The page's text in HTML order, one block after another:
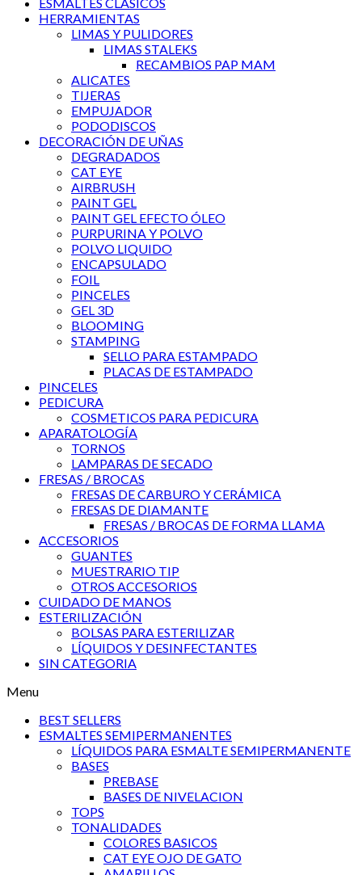
HERRAMIENTAS
LIMAS Y PULIDORES
LIMAS STALEKS
RECAMBIOS PAP MAM
ALICATES
TIJERAS
EMPUJADOR
PODODISCOS
DECORACIÓN DE UÑAS
DEGRADADOS
CAT EYE
AIRBRUSH
PAINT GEL
PAINT GEL EFECTO ÓLEO
PURPURINA Y POLVO
POLVO LIQUIDO
ENCAPSULADO
FOIL
PINCELES
GEL 3D
BLOOMING
STAMPING
SELLO PARA ESTAMPADO
PLACAS DE ESTAMPADO
PINCELES
PEDICURA
COSMETICOS PARA PEDICURA
APARATOLOGÍA
TORNOS
LAMPARAS DE SECADO
FRESAS / BROCAS
FRESAS DE CARBURO Y CERÁMICA
FRESAS DE DIAMANTE
FRESAS / BROCAS DE FORMA LLAMA
ACCESORIOS
GUANTES
MUESTRARIO TIP
OTROS ACCESORIOS
CUIDADO DE MANOS
ESTERILIZACIÓN
BOLSAS PARA ESTERILIZAR
LÍQUIDOS Y DESINFECTANTES
SIN CATEGORIA
Menu
BEST SELLERS
ESMALTES SEMIPERMANENTES
LÍQUIDOS PARA ESMALTE SEMIPERMANENTE
BASES
PREBASE
BASES DE NIVELACION
TOPS
TONALIDADES
COLORES BASICOS
CAT EYE OJO DE GATO